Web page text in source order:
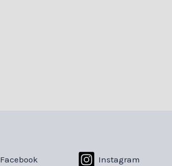
Facebook Instagram